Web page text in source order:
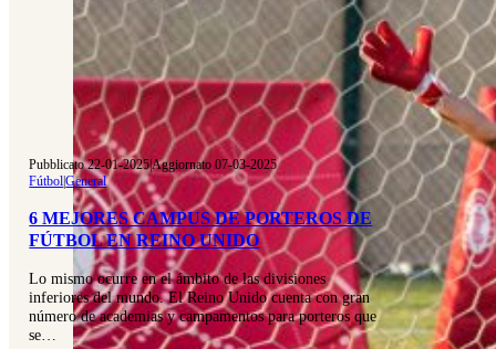
Pubblicato 22-01-2025|Aggiornato 07-03-2025
Fútbol|General
6 MEJORES CAMPUS DE PORTEROS DE
FÚTBOL EN REINO UNIDO
Lo mismo ocurre en el ámbito de las divisiones
inferiores del mundo. El Reino Unido cuenta con gran
número de academias y campamentos para porteros que
se…